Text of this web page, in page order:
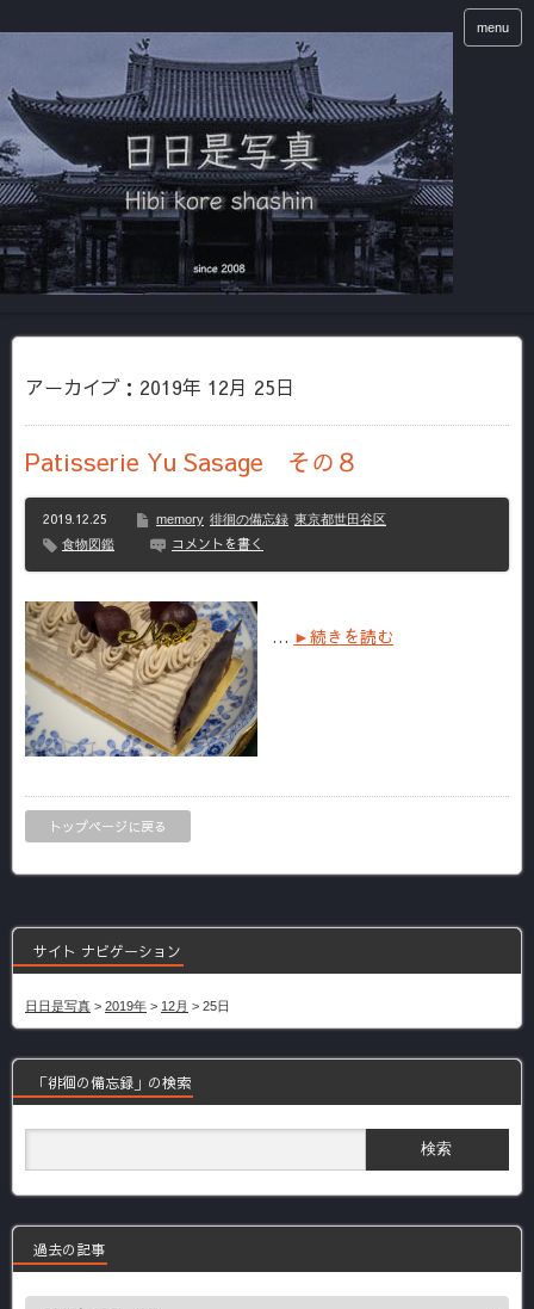
menu
アーカイブ：2019年 12月 25日
Patisserie Yu Sasage その８
2019.12.25 memory 徘徊の備忘録 東京都世田谷区
食物図鑑
コメントを書く
… ►続きを読む
トップページに戻る
サイト ナビゲーション
日日是写真 > 2019年 > 12月 > 25日
「徘徊の備忘録」の検索
過去の記事
過